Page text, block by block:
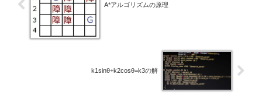
A*アルゴリズムの原理
k1sinθ+k2cosθ=k3の解